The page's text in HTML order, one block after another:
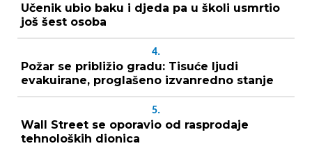
Učenik ubio baku i djeda pa u školi usmrtio
još šest osoba
4.
Požar se približio gradu: Tisuće ljudi
evakuirane, proglašeno izvanredno stanje
5.
Wall Street se oporavio od rasprodaje
tehnoloških dionica